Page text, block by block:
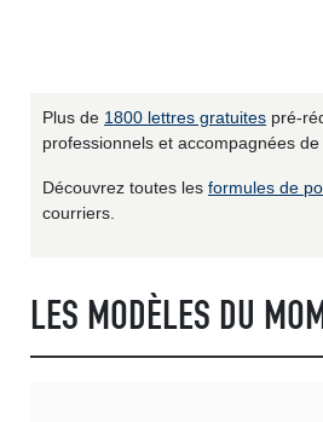
Plus de 1800 lettres gratuites pré-
professionnels et accompagnées de
Découvrez toutes les formules de
courriers.
LES MODÈLES DU